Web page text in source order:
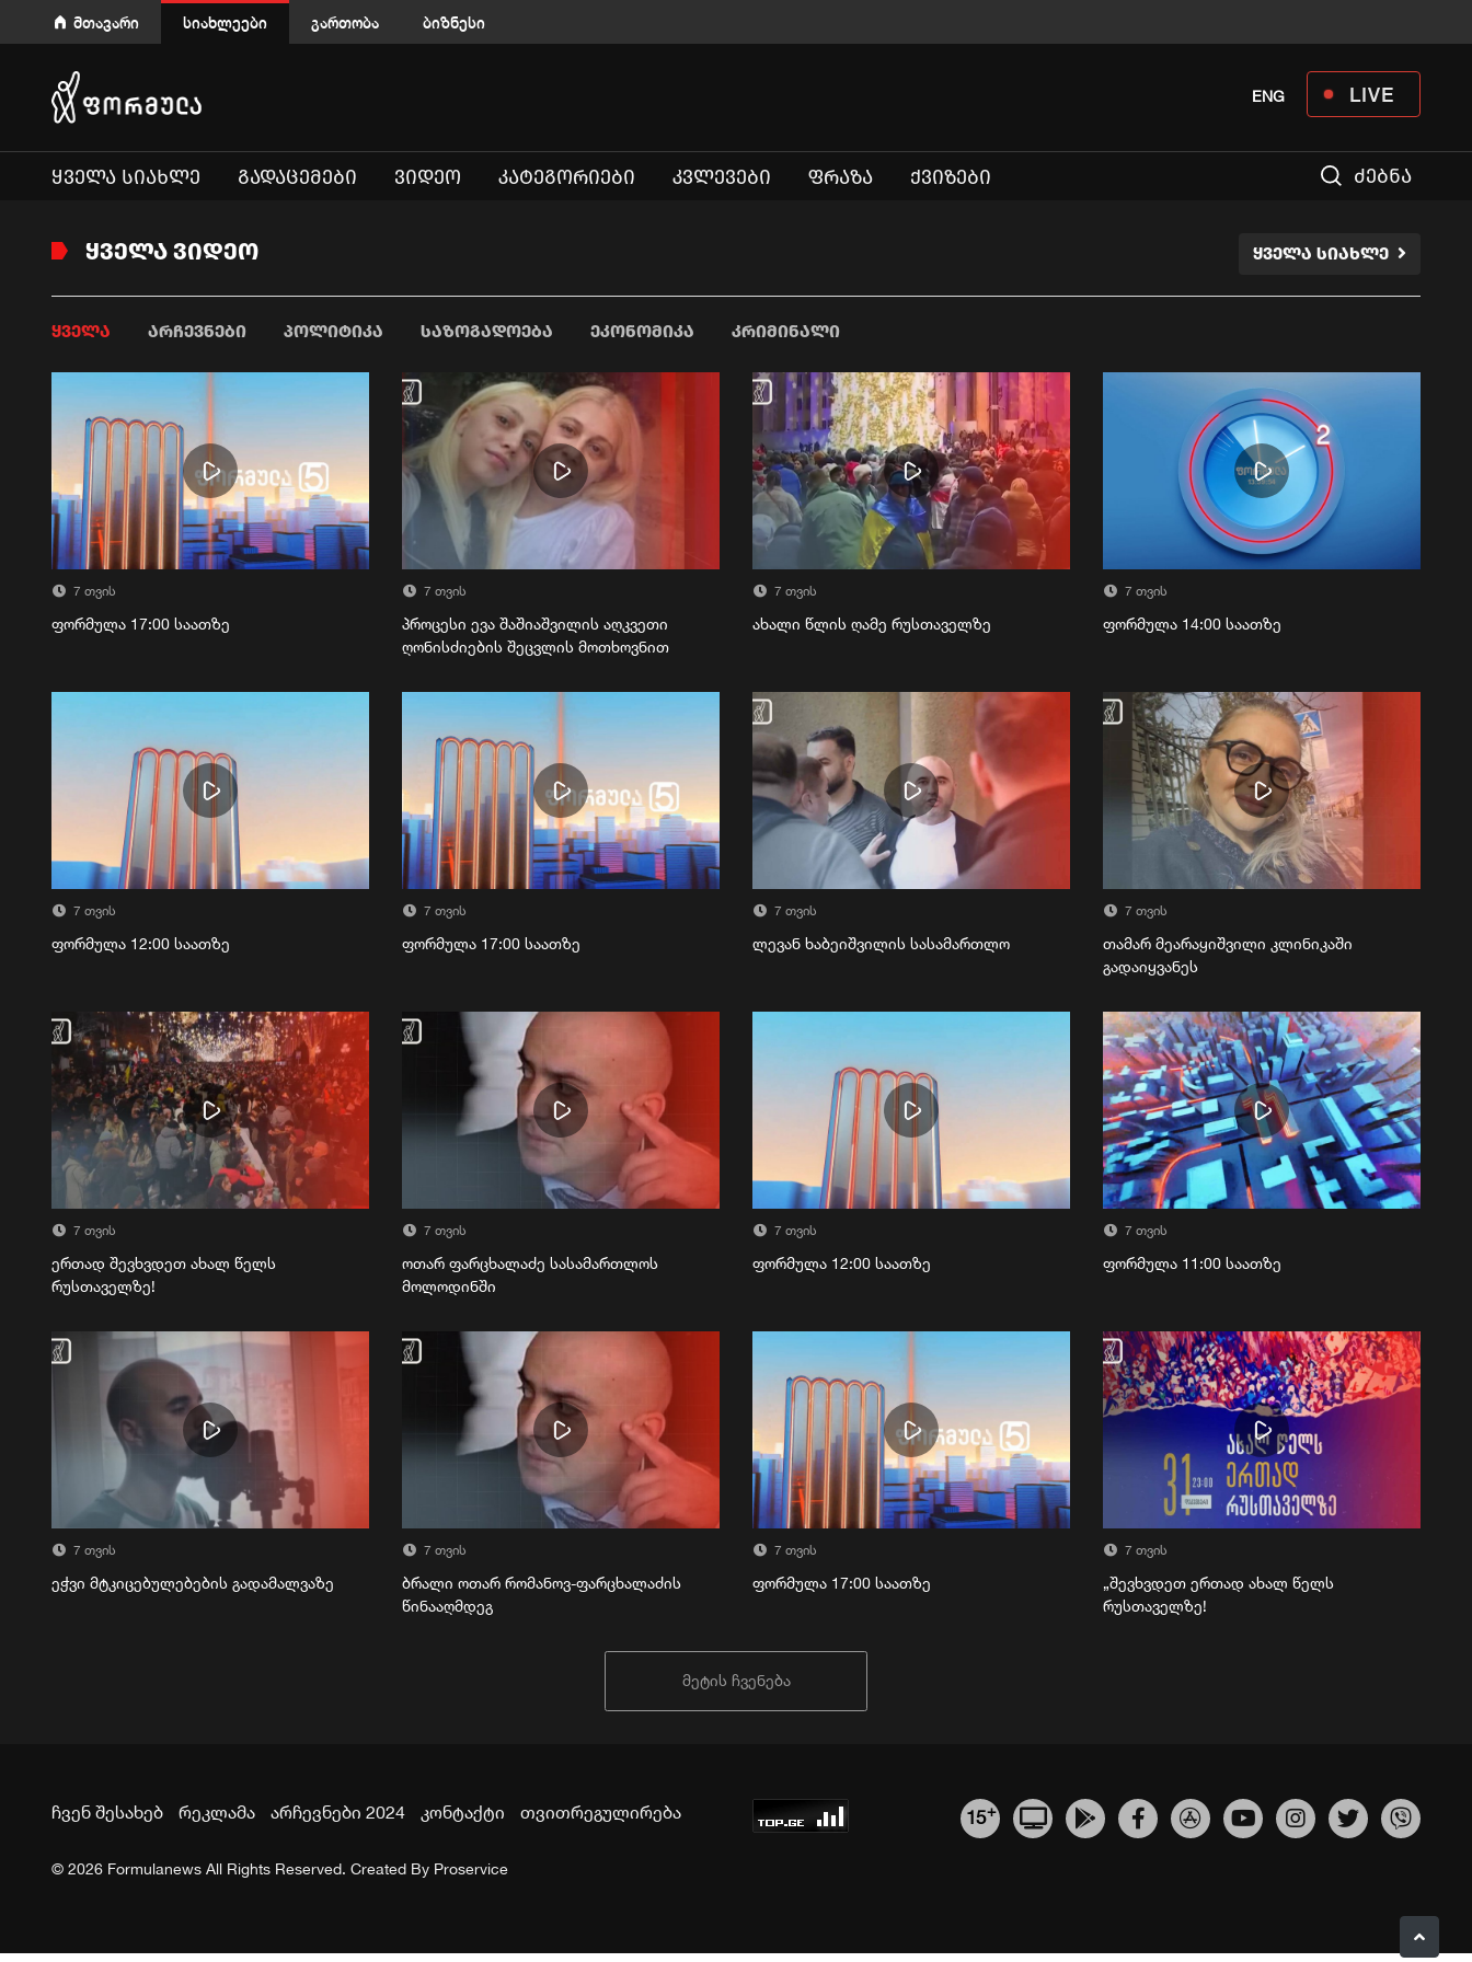
მთავარი სიახლეები გართობა ბიზნესი
LIVE
ENG
ᲧᲕᲔᲚᲐ ᲡᲘᲐᲮᲚᲔ ᲒᲐᲓᲐᲪᲔᲛᲔᲑᲘ ᲕᲘᲓᲔᲝ ᲙᲐᲢᲔᲒᲝᲠᲘᲔᲑᲘ ᲙᲕᲚᲔᲕᲔᲑᲘ ᲤᲠᲐᲖᲐ ᲥᲕᲘᲖᲔᲑᲘ ძებნა
ᲧᲕᲔᲚᲐ ᲕᲘᲓᲔᲝ ᲧᲕᲔᲚᲐ ᲡᲘᲐᲮᲚᲔ
ᲧᲕᲔᲚᲐ ᲐᲠᲩᲔᲕᲜᲔᲑᲘ ᲞᲝᲚᲘᲢᲘᲙᲐ ᲡᲐᲖᲝᲒᲐᲓᲝᲔᲑᲐ ᲔᲙᲝᲜᲝᲛᲘᲙᲐ ᲙᲠᲘᲛᲘᲜᲐᲚᲘ
7 თვის
ფორმულა 17:00 საათზე
7 თვის
პროცესი ევა შაშიაშვილის აღკვეთი
ღონისძიების შეცვლის მოთხოვნით
7 თვის
ახალი წლის ღამე რუსთაველზე
7 თვის
ფორმულა 14:00 საათზე
7 თვის
ფორმულა 12:00 საათზე
7 თვის
ფორმულა 17:00 საათზე
7 თვის
ლევან ხაბეიშვილის სასამართლო
7 თვის
თამარ მეარაყიშვილი კლინიკაში
გადაიყვანეს
7 თვის
ერთად შევხვდეთ ახალ წელს
რუსთაველზე!
7 თვის
ოთარ ფარცხალაძე სასამართლოს
მოლოდინში
7 თვის
ფორმულა 12:00 საათზე
7 თვის
ფორმულა 11:00 საათზე
7 თვის
ეჭვი მტკიცებულებების გადამალვაზე
7 თვის
ბრალი ოთარ რომანოვ-ფარცხალაძის
წინააღმდეგ
7 თვის
ფორმულა 17:00 საათზე
7 თვის
„შევხვდეთ ერთად ახალ წელს
რუსთაველზე!
მეტის ჩვენება
ჩვენ შესახებ რეკლამა არჩევნები 2024 კონტაქტი თვითრეგულირება 15+
© 2026 Formulanews All Rights Reserved. Created By Proservice